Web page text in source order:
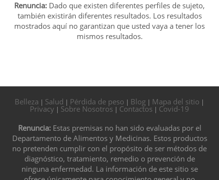
Renuncia: Dado que existen diferentes perfiles de sujeto,
también existirán diferentes resultados. Los resultados
mostrados aquí no garantizan que usted vaya a tener los
mismos resultados.
Belleza | Salud | Pérdida de peso | Blog | Mapa del sitio |
Privacy | Sobre Nosotros | Contactos | Covid-19
Renuncia:Estas premisas no han sido evaluadas por el
Departamento de Alimentos y Medicinas. Estos productos
no pretenden cumplir con el propósito de ser métodos de
diagnóstico, tratamiento, remedio o prevención de
ninguna enfermedad. La información de este sitio se